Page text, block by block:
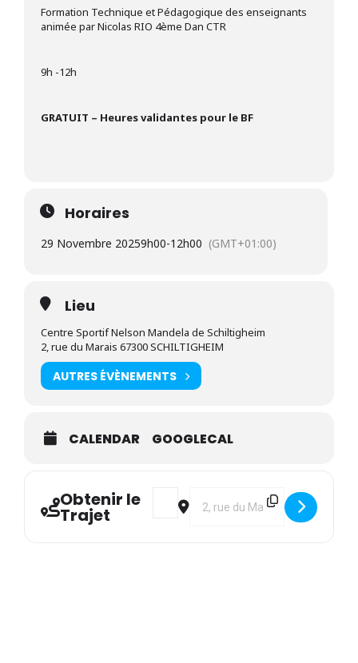
Formation Technique et Pédagogique des enseignants
animée par Nicolas RIO 4ème Dan CTR
9h -12h
GRATUIT – Heures validantes pour le BF
Horaires
29 Novembre 20259h00-12h00 (GMT+01:00)
Lieu
Centre Sportif Nelson Mandela de Schiltigheim
2, rue du Marais 67300 SCHILTIGHEIM
AUTRES ÉVÈNEMENTS
CALENDAR GOOGLECAL
Obtenir le
Trajet
Address - LGE : FTP Jeunes à
Destination Address - LGE :